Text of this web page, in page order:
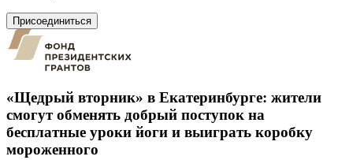
Присоединиться
«Щедрый вторник» в Екатеринбурге: жители
смогут обменять добрый поступок на
бесплатные уроки йоги и выиграть коробку
мороженного